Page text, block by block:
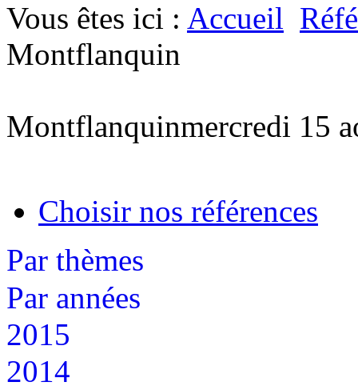
Vous êtes ici : Accueil
Montflanquin
Montflanquinmercredi 15
Choisir nos références
Par thèmes
Par années
2015
2014